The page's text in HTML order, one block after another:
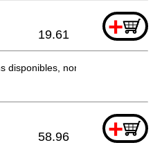
+
19.61
disponibles, non commandable
+
58.96